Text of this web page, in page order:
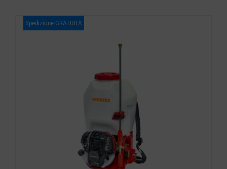
Spedizione GRATUITA